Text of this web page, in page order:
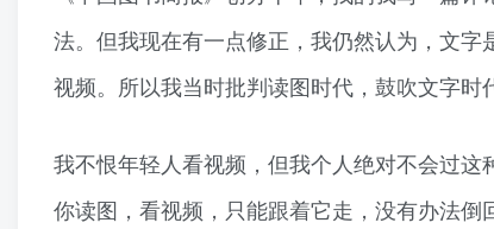
法。但我现在有一点修正，我仍然认为，文
视频。所以我当时批判读图时代，鼓吹文字时
我不恨年轻人看视频，但我个人绝对不会过这
你读图，看视频，只能跟着它走，没有办法倒